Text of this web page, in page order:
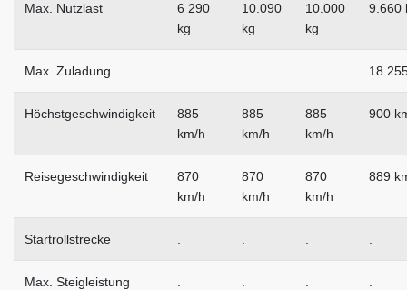
Max. Nutzlast
6 290
kg
10.090
kg
10.000
kg
9.660
Max. Zuladung
Höchstgeschwindigkeit
885
km/h
885
km/h
885
km/h
900
Reisegeschwindigkeit
870
km/h
870
km/h
870
km/h
889
Startrollstrecke
Max. Steigleistung